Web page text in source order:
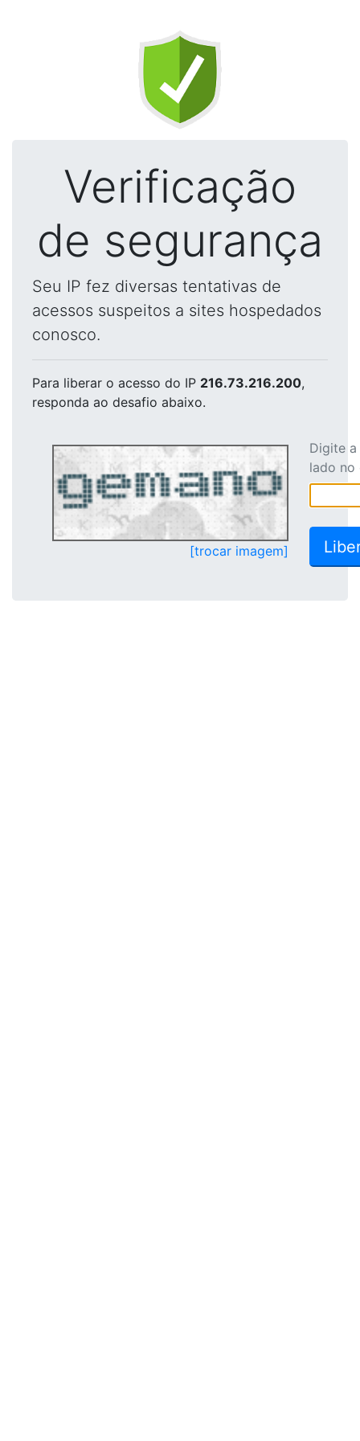
Verificação
de segurança
Seu IP fez diversas tentativas de
acessos suspeitos a sites hospedados
conosco.
Para liberar o acesso do IP 216.73.216.200,
responda ao desafio abaixo.
[trocar imagem]
Digite
lado no